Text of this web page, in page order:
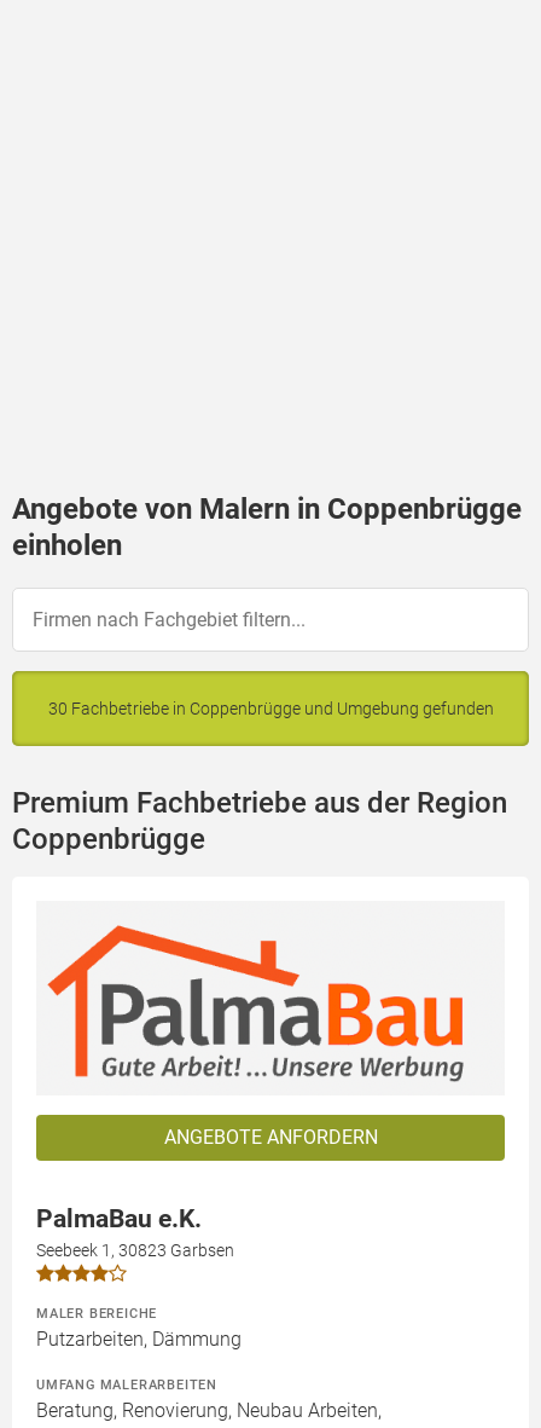
Angebote von Malern in Coppenbrügge
einholen
30 Fachbetriebe in Coppenbrügge und Umgebung gefunden
Premium Fachbetriebe aus der Region
Coppenbrügge
ANGEBOTE ANFORDERN
PalmaBau e.K.
Seebeek 1, 30823 Garbsen
MALER BEREICHE
Putzarbeiten, Dämmung
UMFANG MALERARBEITEN
Beratung, Renovierung, Neubau Arbeiten,